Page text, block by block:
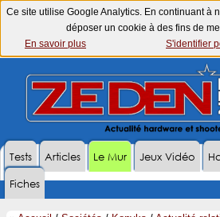
Ce site utilise Google Analytics. En continuant à
déposer un cookie à des fins de
En savoir plus
S'identifier
Tests Articles Le Mur Jeux Vidéo
Fiches